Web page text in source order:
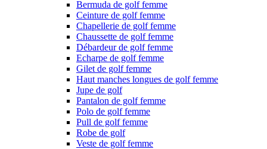
Bermuda de golf femme
Ceinture de golf femme
Chapellerie de golf femme
Chaussette de golf femme
Débardeur de golf femme
Echarpe de golf femme
Gilet de golf femme
Haut manches longues de golf femme
Jupe de golf
Pantalon de golf femme
Polo de golf femme
Pull de golf femme
Robe de golf
Veste de golf femme